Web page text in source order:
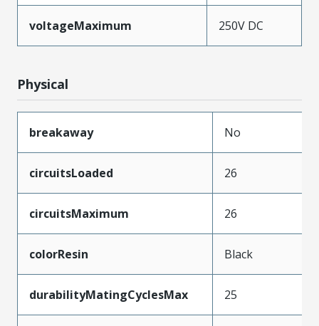
voltageMaximum 250V DC
Physical
breakaway No
circuitsLoaded 26
circuitsMaximum 26
colorResin Black
durabilityMatingCyclesMax 25